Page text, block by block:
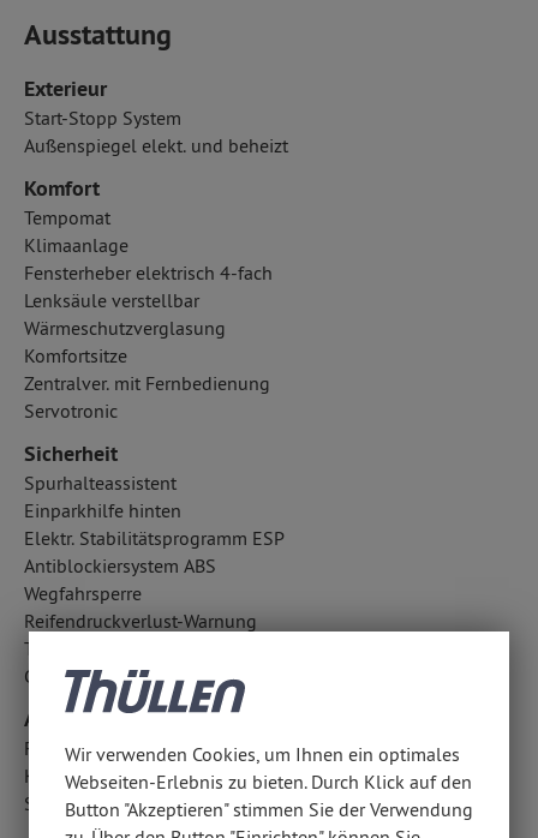
Ausstattung
Exterieur
Start-Stopp System
Außenspiegel elekt. und beheizt
Komfort
Tempomat
Klimaanlage
Fensterheber elektrisch 4-fach
Lenksäule verstellbar
Wärmeschutzverglasung
Komfortsitze
Zentralver. mit Fernbedienung
Servotronic
Sicherheit
Spurhalteassistent
Einparkhilfe hinten
Elektr. Stabilitätsprogramm ESP
Antiblockiersystem ABS
Wegfahrsperre
Reifendruckverlust-Warnung
Traction Control
Cornering Brake Control CBC
Airbags
Fahrer- /Beifahrerairbag
Kopfairbag vorn und hinten
Seitenairbag vorn
Wir verwenden Cookies, um Ihnen ein optimales
Webseiten-Erlebnis zu bieten. Durch Klick auf den
Button "Akzeptieren" stimmen Sie der Verwendung